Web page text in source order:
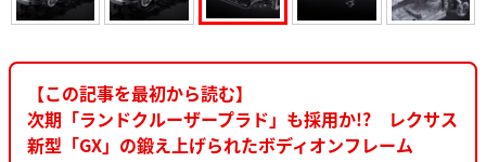
【この記事を最初から読む】
次期「ランドクルーザープラド」も採用か!? レクサス
新型「GX」の鍛え上げられたボディオンフレーム